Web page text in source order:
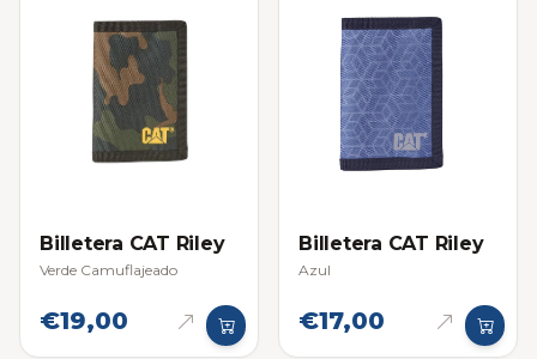
Billetera CAT Riley
Verde Camuflajeado
€19,00
Billetera CAT Riley
Azul
€17,00